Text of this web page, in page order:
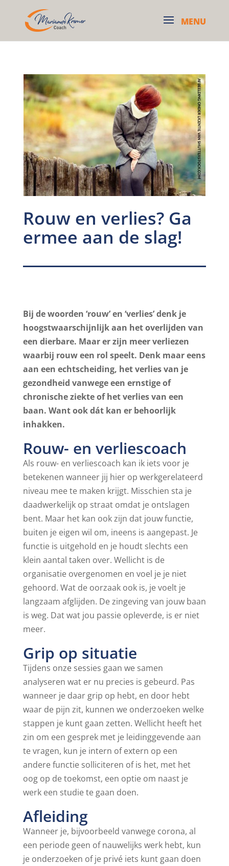
Rouw en verlies? Ga
ermee aan de slag!
Bij de woorden ‘rouw’ en ‘verlies’ denk je
hoogstwaarschijnlijk aan het overlijden van
een dierbare. Maar er zijn meer verliezen
waarbij rouw een rol speelt. Denk maar eens
aan een echtscheiding, het verlies van je
gezondheid vanwege een ernstige of
chronische ziekte of het verlies van een
baan. Want ook dát kan er behoorlijk
inhakken.
Rouw- en verliescoach
Als rouw- en verliescoach kan ik iets voor je
betekenen wanneer jij hier op werkgerelateerd
niveau mee te maken krijgt. Misschien sta je
daadwerkelijk op straat omdat je ontslagen
bent. Maar het kan ook zijn dat jouw functie,
buiten je eigen wil om, ineens is aangepast. Je
functie is uitgehold en je houdt slechts een
klein aantal taken over. Wellicht is de
organisatie overgenomen en voel je je niet
gehoord. Wat de oorzaak ook is, je voelt je
langzaam afglijden. De zingeving van jouw baan
is weg. Dat wat jou passie opleverde, is er niet
meer.
Grip op situatie
Tijdens onze sessies gaan we samen
analyseren wat er nu precies is gebeurd. Pas
wanneer je daar grip op hebt, en door hebt
waar de pijn zit, kunnen we onderzoeken welke
stappen je kunt gaan zetten. Wellicht heeft het
zin om een gesprek met je leidinggevende aan
te vragen, kun je intern of extern op een
andere functie solliciteren of is het, met het
oog op de toekomst, een optie om naast je
werk een studie te gaan doen.
Afleiding
Wanneer je, bijvoorbeeld vanwege corona, al
een periode geen of nauwelijks werk hebt, kun
je onderzoeken of je privé iets kunt gaan doen